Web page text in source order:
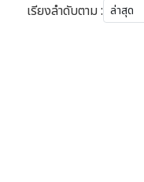
เรียงลำดับตาม :